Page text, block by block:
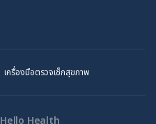
เครื่องมือตรวจเช็กสุขภาพ
Hello Health